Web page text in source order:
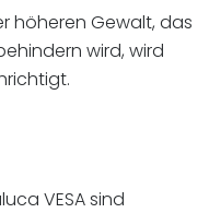
höheren Gewalt, das
wird, wird
VESA sind